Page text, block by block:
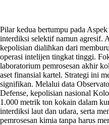
Pilar kedua bertumpu pada
interdiksi selektif namun agresif.
kepolisian dialihkan dari
operasi intelijen tingkat tinggi.
laboratorium pemrosesan akhir
aset finansial kartel. Strategi ini
signifikan. Melalui data
Defense, kepolisian nasional
1.000 metrik ton kokain dalam
interdiksi laut dan udara, serta
pemrosesan kimia tanpa harus